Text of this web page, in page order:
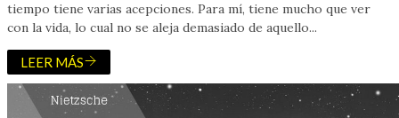
tiempo tiene varias acepciones. Para mí, tiene mucho que ver
con la vida, lo cual no se aleja demasiado de aquello...
LEER MÁS